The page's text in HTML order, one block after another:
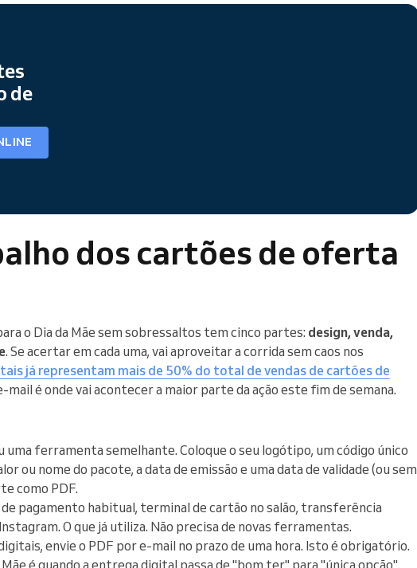
de
dos cartões de oferta
o Dia da Mãe sem sobressaltos tem cinco partes: design, venda,
. Se acertar em cada uma, vai aproveitar a corrida sem caos nos
já representam mais de 50% do total de vendas de cartões de
é onde vai acontecer a maior parte da ação este fim de semana.
uma ferramenta semelhante. Coloque o seu logótipo, um código único
ou nome do pacote, a data de emissão e uma data de validade (ou sem
como PDF.
pagamento habitual, terminal de cartão no salão, transferência
O que já utiliza. Não precisa de novas ferramentas.
envie o PDF por e-mail no prazo de uma hora. Isto é obrigatório.
é quando a entrega digital passa de "bom ter" para "única opção".